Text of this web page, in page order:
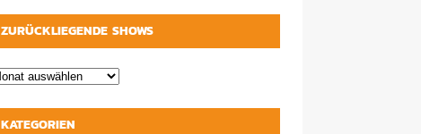
ZURÜCKLIEGENDE SHOWS
KATEGORIEN